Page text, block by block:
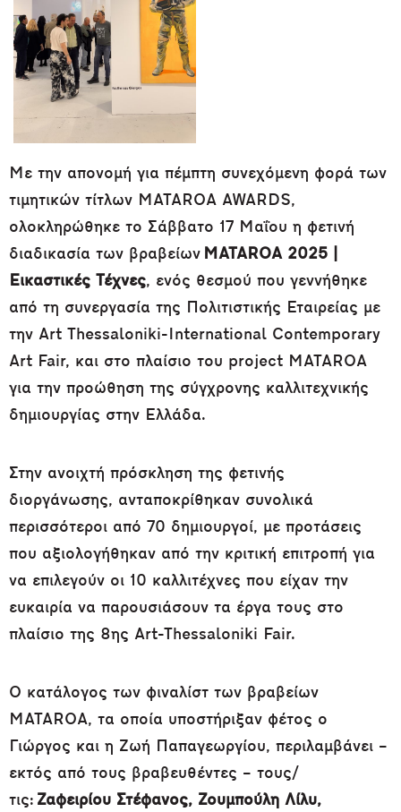
Με την απονομή για πέμπτη συνεχόμενη φορά των
τιμητικών τίτλων MATAROA AWARDS,
ολοκληρώθηκε το Σάββατο 17 Μαΐου η φετινή
διαδικασία των βραβείων MATAROA 2025 |
Εικαστικές Τέχνες, ενός θεσμού που γεννήθηκε
από τη συνεργασία της Πολιτιστικής Εταιρείας με
την Art Thessaloniki-International Contemporary
Art Fair, και στο πλαίσιο του project ΜATAROA
για την προώθηση της σύγχρονης καλλιτεχνικής
δημιουργίας στην Ελλάδα.
Στην ανοιχτή πρόσκληση της φετινής
διοργάνωσης, ανταποκρίθηκαν συνολικά
περισσότεροι από 70 δημιουργοί, με προτάσεις
που αξιολογήθηκαν από την κριτική επιτροπή για
να επιλεγούν οι 10 καλλιτέχνες που είχαν την
ευκαιρία να παρουσιάσουν τα έργα τους στο
πλαίσιο της 8ης Art-Thessaloniki Fair.
Ο κατάλογος των φιναλίστ των βραβείων
MATAROA, τα οποία υποστήριξαν φέτος ο
Γιώργος και η Ζωή Παπαγεωργίου, περιλαμβάνει –
εκτός από τους βραβευθέντες – τους/
τις: Ζαφειρίου Στέφανος, Ζουμπούλη Λίλυ,